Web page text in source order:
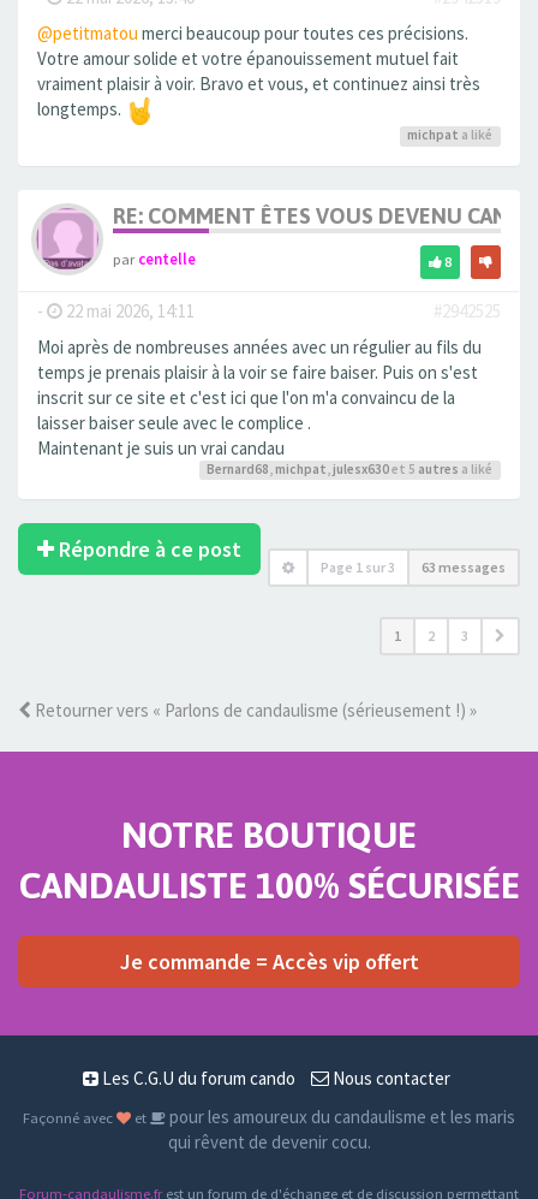
@petitmatou merci beaucoup pour toutes ces précisions.
Votre amour solide et votre épanouissement mutuel fait
vraiment plaisir à voir. Bravo et vous, et continuez ainsi très
longtemps.
michpat a liké
RE: COMMENT ÊTES VOUS DEVENU
parcentelle 8
- 22 mai 2026, 14:11
#2942525
Moi après de nombreuses années avec un régulier au fils du
temps je prenais plaisir à la voir se faire baiser. Puis on s'est
inscrit sur ce site et c'est ici que l'on m'a convaincu de la
laisser baiser seule avec le complice .
Maintenant je suis un vrai candau
Bernard68, michpat, julesx630et 5 autres a liké
Répondre à ce post
Page 1 sur3 63 messages
1 2 3
Retourner vers « Parlons de candaulisme (sérieusement !) »
NOTRE BOUTIQUE
CANDAULISTE 100% SÉCURISÉE
Je commande = Accès vip offert
Les C.G.U du forum cando Nous contacter
Façonné avec et
pour les amoureux du candaulisme et les maris
qui rêvent de devenir cocu.
Forum-candaulisme.frest un forum de d'échange et de discussion permettant